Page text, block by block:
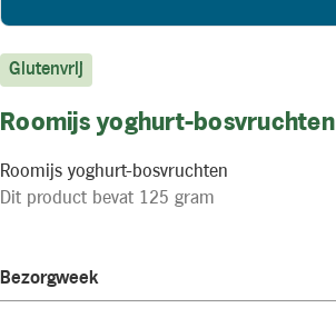
Glutenvrij
Roomijs yoghurt-bosvruchten
Roomijs yoghurt-bosvruchten
Dit product bevat 125 gram
Bezorgweek